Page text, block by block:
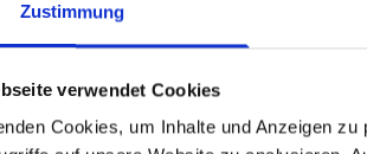
Zustimmung
verwendet Cookies
Cookies, um Inhalte und Anzeigen
ungewöhnliche Zeitreise in Hamburg und
facettenreichen Ausflug über historische
gelegenen St.-Pauli Hafenpromenade mit